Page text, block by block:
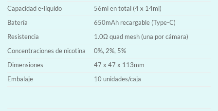
Capacidad e-líquido
56ml en total (4 x 14ml)
Batería
650mAh recargable (Type-C)
Resistencia
1.0Ω quad mesh (una por cámara)
Concentraciones de nicotina
0%, 2%, 5%
Dimensiones
47 x 47 x 113mm
Embalaje
10 unidades/caja